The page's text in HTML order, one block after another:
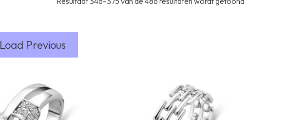
ZILVEREN ARMBANDEN
Load Previous